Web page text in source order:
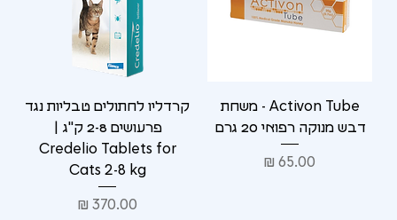
Activon Tube - משחת
דבש מנוקה רפואי 20 גרם
מחיר
קרדליו לחתולים טבליות נגד
פרעושים 2-8 ק"ג |
Credelio Tablets for
Cats 2-8 kg
מחיר